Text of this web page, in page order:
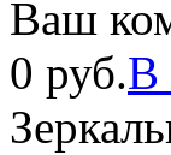
Ваш
0 руб.В